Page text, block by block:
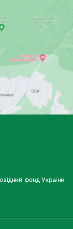
фонд України